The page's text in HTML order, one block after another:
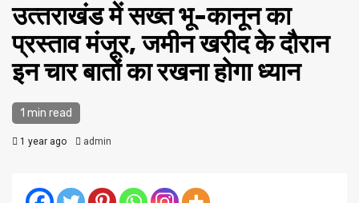
उत्‍तराखंड में सख्‍त भू-कानून का
प्रस्‍ताव मंजूर, जमीन खरीद के दौरान
इन चार बातों का रखना होगा ध्‍यान
1 min read
1 year ago admin